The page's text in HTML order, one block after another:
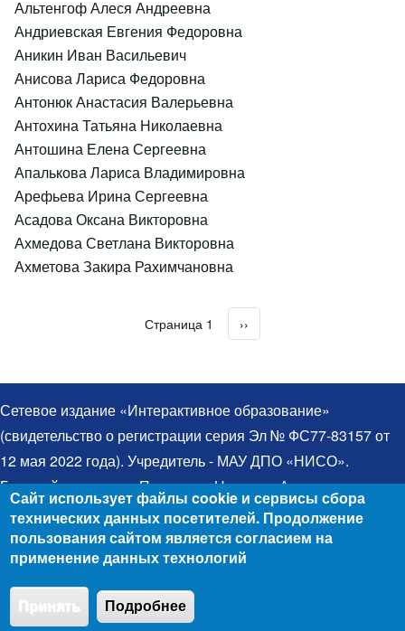
Альтенгоф Алеся Андреевна
Андриевская Евгения Федоровна
Аникин Иван Васильевич
Анисова Лариса Федоровна
Антонюк Анастасия Валерьевна
Антохина Татьяна Николаевна
Антошина Елена Сергеевна
Апалькова Лариса Владимировна
Арефьева Ирина Сергеевна
Асадова Оксана Викторовна
Ахмедова Светлана Викторовна
Ахметова Закира Рахимчановна
Нумерация страниц
Страница 1 Следующая страница
››
Сетевое издание «Интерактивное образование»
(свидетельство о регистрации серия Эл № ФС77-83157 от
12 мая 2022 года). Учредитель - МАУ ДПО «НИСО».
Главный редактор – Протченко Надежда Александровна.
Телефон: 8(383)314-03-03. Электронная почта:
egida@yandex.ru. При использовании материалов ссылка
на сайт обязательна. Все права защищены. Для детей
старше 12 лет (12+). © 2006 - 2026
обработке персональных данных
Сайт использует файлы cookie и сервисы сбора
технических данных посетителей. Продолжение
пользования сайтом является согласием на
применение данных технологий
Принять Подробнее